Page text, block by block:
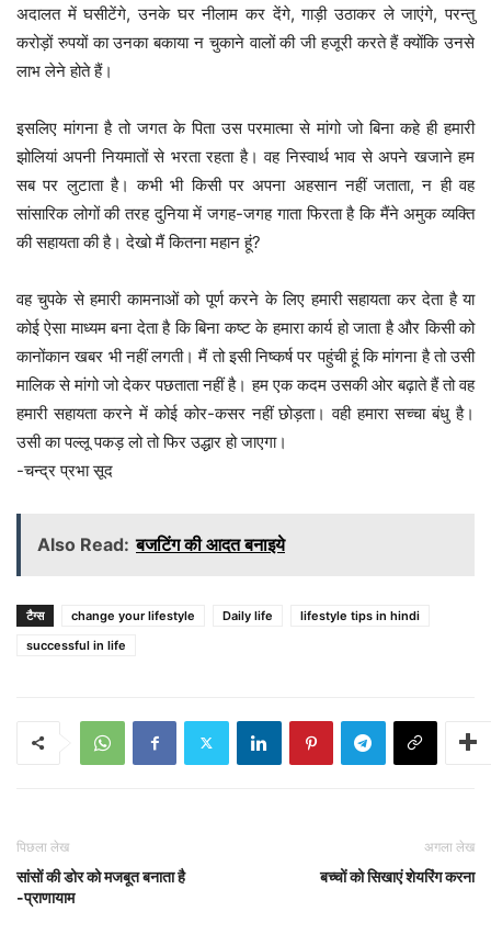
अदालत में घसीटेंगे, उनके घर नीलाम कर देंगे, गाड़ी उठाकर ले जाएंगे, परन्तु
करोड़ों रुपयों का उनका बकाया न चुकाने वालों की जी हजूरी करते हैं क्योंकि उनसे
लाभ लेने होते हैं।
इसलिए मांगना है तो जगत के पिता उस परमात्मा से मांगो जो बिना कहे ही हमारी
झोलियां अपनी नियमातों से भरता रहता है। वह निस्वार्थ भाव से अपने खजाने हम
सब पर लुटाता है। कभी भी किसी पर अपना अहसान नहीं जताता, न ही वह
सांसारिक लोगों की तरह दुनिया में जगह-जगह गाता फिरता है कि मैंने अमुक व्यक्ति
की सहायता की है। देखो मैं कितना महान हूं?
वह चुपके से हमारी कामनाओं को पूर्ण करने के लिए हमारी सहायता कर देता है या
कोई ऐसा माध्यम बना देता है कि बिना कष्ट के हमारा कार्य हो जाता है और किसी को
कानोंकान खबर भी नहीं लगती। मैं तो इसी निष्कर्ष पर पहुंची हूं कि मांगना है तो उसी
मालिक से मांगो जो देकर पछताता नहीं है। हम एक कदम उसकी ओर बढ़ाते हैं तो वह
हमारी सहायता करने में कोई कोर-कसर नहीं छोड़ता। वही हमारा सच्चा बंधु है।
उसी का पल्लू पकड़ लो तो फिर उद्धार हो जाएगा।
-चन्द्र प्रभा सूद
Also Read: बजटिंग की आदत बनाइये
टैग्स change your lifestyle Daily life
lifestyle tips in hindi
successful in life
पिछला लेख
सांसों की डोर को मजबूत बनाता है
-प्राणायाम
अगला लेख
बच्चों को सिखाएं शेयरिंग करना